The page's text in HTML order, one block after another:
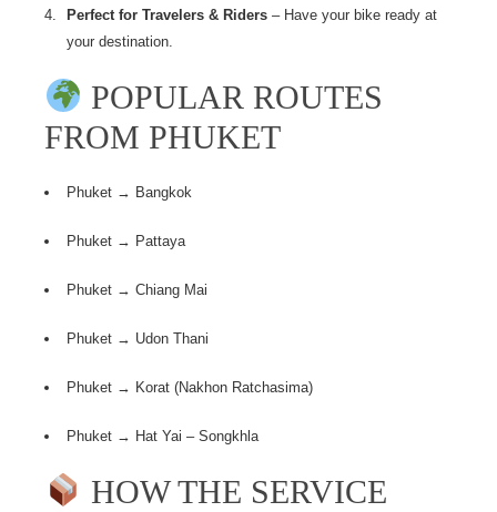
Perfect for Travelers & Riders – Have your bike ready at
your destination.
POPULAR ROUTES
FROM PHUKET
Phuket → Bangkok
Phuket → Pattaya
Phuket → Chiang Mai
Phuket → Udon Thani
Phuket → Korat (Nakhon Ratchasima)
Phuket → Hat Yai – Songkhla
HOW THE SERVICE